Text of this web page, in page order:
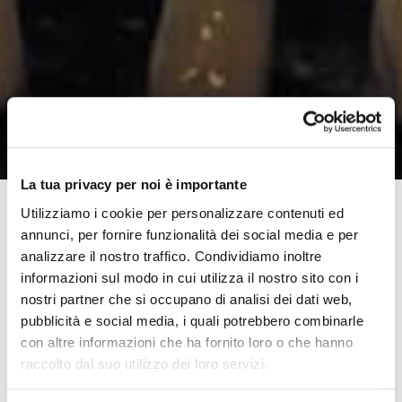
La tua privacy per noi è importante
Utilizziamo i cookie per personalizzare contenuti ed
annunci, per fornire funzionalità dei social media e per
analizzare il nostro traffico. Condividiamo inoltre
informazioni sul modo in cui utilizza il nostro sito con i
nostri partner che si occupano di analisi dei dati web,
pubblicità e social media, i quali potrebbero combinarle
con altre informazioni che ha fornito loro o che hanno
raccolto dal suo utilizzo dei loro servizi.
In questa rubrica ho toccato davvero tanti temi o
sfaccettature che possono essere collegati o
concatenati almondo della disabilitàperché sempre di
vita e di persone si tratta.
Proprio per questo non voglio depennare dalla lista il